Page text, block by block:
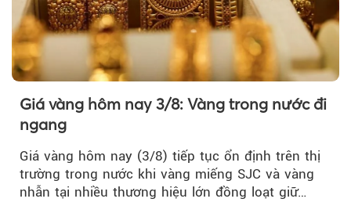
Giá vàng hôm nay 3/8: Vàng trong nước đi
ngang
Giá vàng hôm nay (3/8) tiếp tục ổn định trên thị
trường trong nước khi vàng miếng SJC và vàng
nhẫn tại nhiều thương hiệu lớn đồng loạt giữ